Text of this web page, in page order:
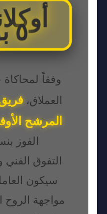
٥ بوكا
وفقاً
العملاق،
المرشح
الفوز بنسبة
التفوق الفني
سيكون
مواجهة الروح